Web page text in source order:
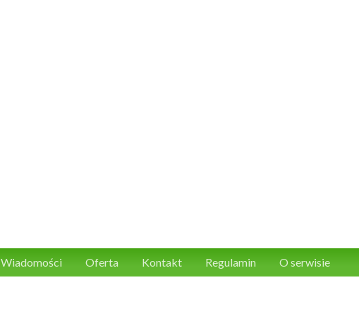
Wiadomości Oferta Kontakt Regulamin O serwisie